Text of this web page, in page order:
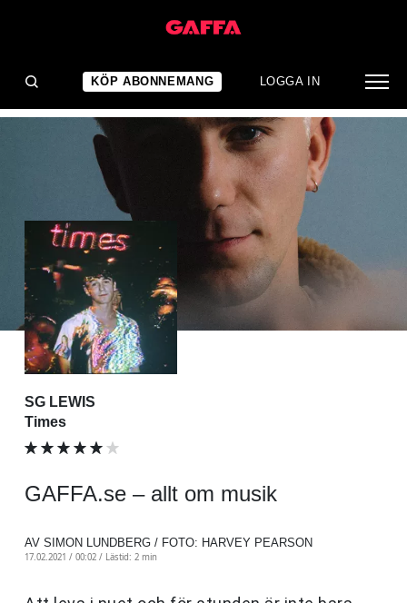
KÖP ABONNEMANG LOGGA IN
ALBUMRECENSION
En välbehövlig eskapism
SG LEWIS
Times
GAFFA.se – allt om musik
AV SIMON LUNDBERG / FOTO: HARVEY PEARSON
17.02.2021 / 00:02 / Lästid: 2 min